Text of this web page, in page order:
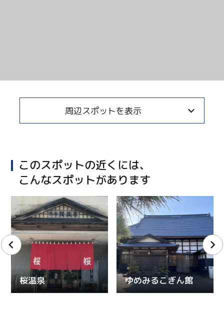
周辺スポットを表示
このスポットの近くには、
こんなスポットがあります
桜温泉 ゆめみるこぎん館
Twitter
Line
Copy URL